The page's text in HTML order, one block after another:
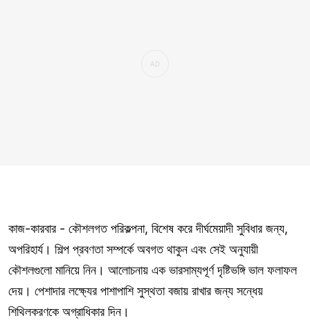
কাজ-কারবার - কৌশলগত পরিকল্পনা, বিশেষ করে দীর্ঘমেয়াদী সুবিধার জন্য,
অপরিহার্য। শিল্প প্রবণতা সম্পর্কে অবগত থাকুন এবং সেই অনুযায়ী
কৌশলগুলো মানিয়ে নিন। আলোচনায় এক ভারসাম্যপূর্ণ দৃষ্টিভঙ্গি ভাল ফলাফল
দেয়। পেশাদার লক্ষ্যের পাশাপাশি সুস্থতা বজায় রাখার জন্য সন্ধেয়
শিথিলকরণকে অগ্রাধিকার দিন।